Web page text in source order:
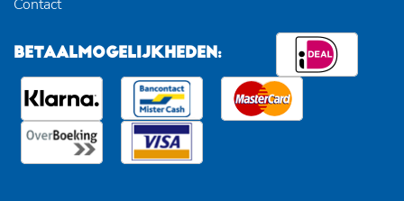
Contact
BETAALMOGELIJKHEDEN: